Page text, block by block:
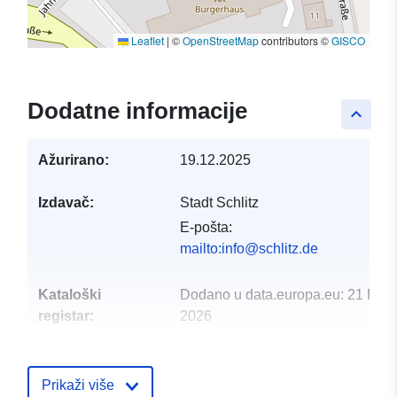
Leaflet | ©OpenStreetMapcontributors ©GISCO
keyboard_arrow_up
Dodatne informacije
Ažurirano: 19.12.2025
Izdavač:
Stadt Schlitz
E-pošta:
mailto:info@schlitz.de
Kataloški
registar:
Dodano u data.europa.eu: 21
2026
Prikaži više